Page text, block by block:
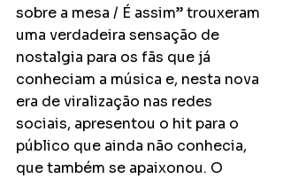
sobre a mesa / É assim” trouxeram
uma verdadeira sensação de
nostalgia para os fãs que já
conheciam a música e, nesta nova
era de viralização nas redes
sociais, apresentou o hit para o
público que ainda não conhecia,
que também se apaixonou. O